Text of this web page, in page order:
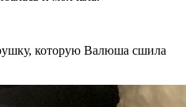
которую Валюша сшила